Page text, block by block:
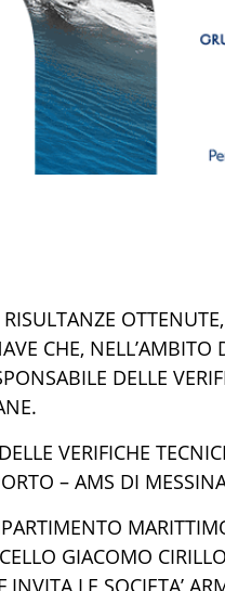
OTTENUTE,
CHE, NELL’AMBITO
DELLE
.
ELLE VERIFICHE
– AMS DI
GIACOMO CIRILLO
INVITA LE SOCIETA’